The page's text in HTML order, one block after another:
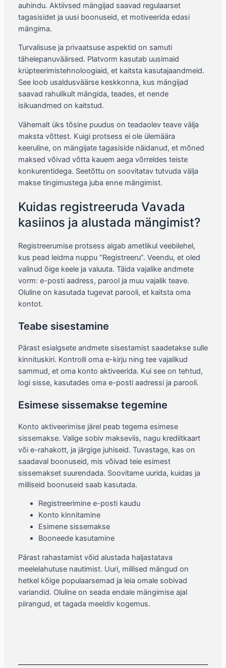
auhindu. Aktiivsed mängijad saavad regulaarset
tagasisidet ja uusi boonuseid, et motiveerida edasi
mängima.
Turvalisuse ja privaatsuse aspektid on samuti
tähelepanuväärsed. Platvorm kasutab uusimaid
krüpteerimistehnoloogiaid, et kaitsta kasutajaandmeid.
See loob usaldusväärse keskkonna, kus mängijad
saavad rahulikult mängida, teades, et nende
isikuandmed on kaitstud.
Vähemalt üks tõsine puudus on teadaolev teave välja
maksta võttest. Kuigi protsess ei ole ülemäära
keeruline, on mängijate tagasiside näidanud, et mõned
maksed võivad võtta kauem aega võrreldes teiste
konkurentidega. Seetõttu on soovitatav tutvuda välja
makse tingimustega juba enne mängimist.
Kuidas registreeruda Vavada
kasiinos ja alustada mängimist?
Registreerumise protsess algab ametlikul veebilehel,
kus pead leidma nuppu “Registreeru”. Veendu, et oled
valinud õige keele ja valuuta. Täida vajalike andmete
vorm: e-posti aadress, parool ja muu vajalik teave.
Oluline on kasutada tugevat parooli, et kaitsta oma
kontot.
Teabe sisestamine
Pärast esialgsete andmete sisestamist saadetakse sulle
kinnituskiri. Kontrolli oma e-kirju ning tee vajalikud
sammud, et oma konto aktiveerida. Kui see on tehtud,
logi sisse, kasutades oma e-posti aadressi ja parooli.
Esimese sissemakse tegemine
Konto aktiveerimise järel peab tegema esimese
sissemakse. Valige sobiv makseviis, nagu krediitkaart
või e-rahakott, ja järgige juhiseid. Tuvastage, kas on
saadaval boonuseid, mis võivad teie esimest
sissemakset suurendada. Soovitame uurida, kuidas ja
milliseid boonuseid saab kasutada.
Registreerimine e-posti kaudu
Konto kinnitamine
Esimene sissemakse
Booneede kasutamine
Pärast rahastamist võid alustada haljastatava
meelelahutuse nautimist. Uuri, millised mängud on
hetkel kõige populaarsemad ja leia omale sobivad
variandid. Oluline on seada endale mängimise ajal
piirangud, et tagada meeldiv kogemus.